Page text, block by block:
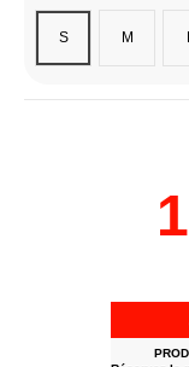
S M L